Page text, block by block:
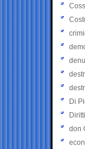
Di
don